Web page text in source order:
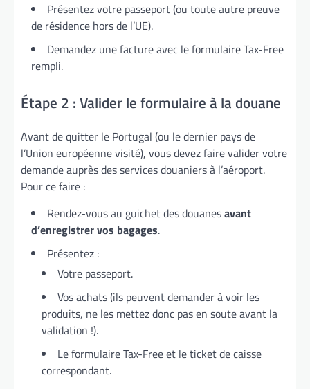
Présentez votre passeport (ou toute autre preuve
de résidence hors de l’UE).
Demandez une facture avec le formulaire Tax-Free
rempli.
Étape 2 : Valider le formulaire à la douane
Avant de quitter le Portugal (ou le dernier pays de
l’Union européenne visité), vous devez faire valider votre
demande auprès des services douaniers à l’aéroport.
Pour ce faire :
Rendez-vous au guichet des douanesavant
d’enregistrer vos bagages.
Présentez :
Votre passeport.
Vos achats (ils peuvent demander à voir les
produits, ne les mettez donc pas en soute avant la
validation !).
Le formulaire Tax-Free et le ticket de caisse
correspondant.